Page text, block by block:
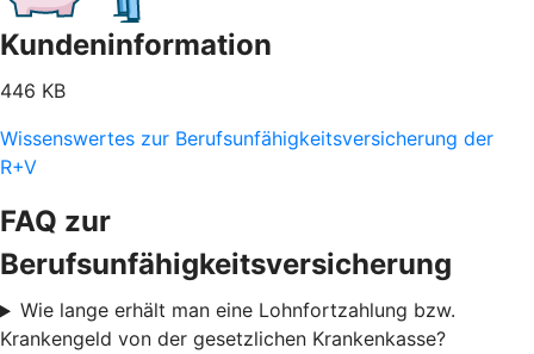
Kundeninformation
446 KB
Wissenswertes zur Berufsunfähigkeitsversicherung der
R+V
FAQ zur
Berufsunfähigkeitsversicherung
Wie lange erhält man eine Lohnfortzahlung bzw.
Krankengeld von der gesetzlichen Krankenkasse?